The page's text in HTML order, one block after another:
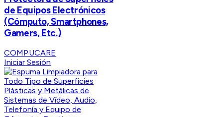
de Equipos Electrónicos
(Cómputo, Smartphones,
Gamers, Etc.)
COMPUCARE
Iniciar Sesión